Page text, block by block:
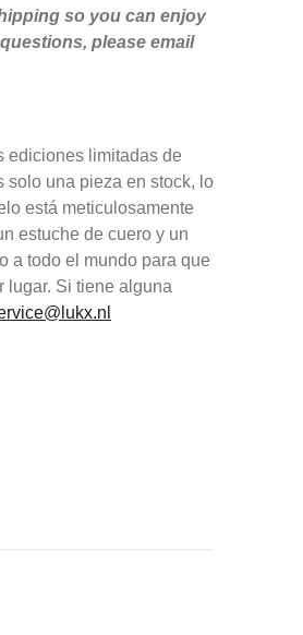
so you can enjoy
please email
ediciones limitadas de
solo una pieza en stock, lo
está meticulosamente
estuche de cuero y un
a todo el mundo para que
lugar. Si tiene alguna